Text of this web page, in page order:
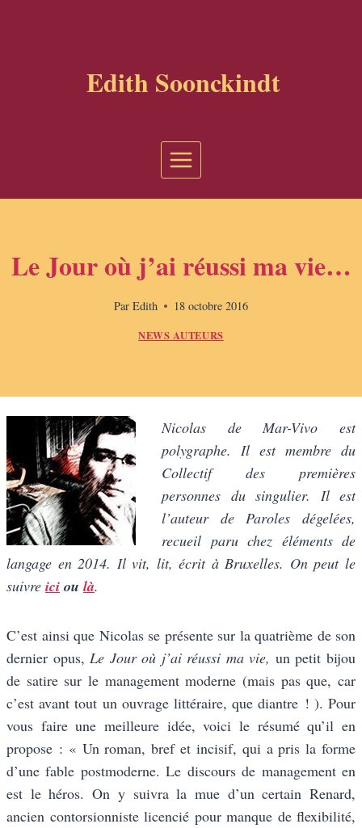
Edith Soonckindt
Le Jour où j’ai réussi ma vie…
Par Edith 18 octobre 2016
NEWS AUTEURS
Nicolas de Mar-Vivo est
polygraphe. Il est membre du
Collectif des premières
personnes du singulier. Il est
l’auteur de Paroles dégelées,
recueil paru chez éléments de
langage en 2014. Il vit, lit, écrit à Bruxelles. On peut le
suivre ici ou là.
C’est ainsi que Nicolas se présente sur la quatrième de son
dernier opus,Le Jour où j’ai réussi ma vie, un petit bijou
de satire sur le management moderne (mais pas que, car
c’est avant tout un ouvrage littéraire, que diantre ! ). Pour
vous faire une meilleure idée, voici le résumé qu’il en
propose : « Un roman, bref et incisif, qui a pris la forme
d’une fable postmoderne. Le discours de management en
est le héros. On y suivra la mue d’un certain Renard,
ancien contorsionniste licencié pour manque de flexibilité,